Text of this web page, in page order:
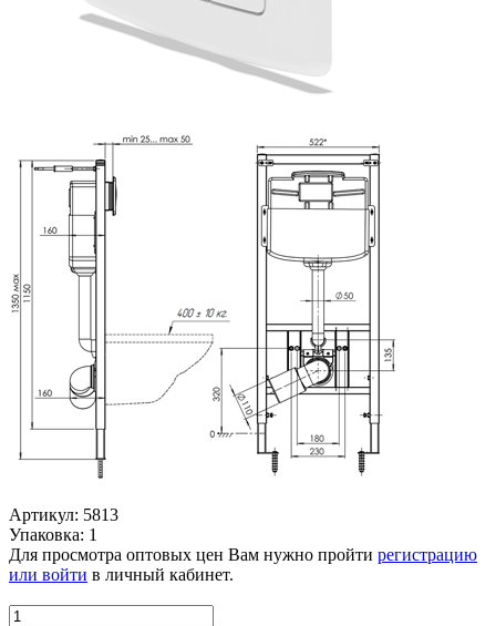
Артикул: 5813
Упаковка: 1
Для просмотра оптовых цен Вам нужно пройти регистрацию
или войти в личный кабинет.